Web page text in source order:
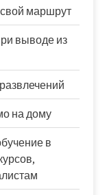
маршрут
выводе из
на дому
в